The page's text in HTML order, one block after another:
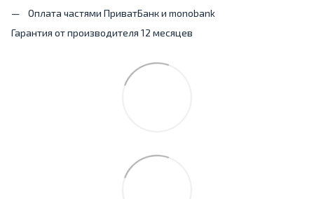
Оплата частями ПриватБанк и monobank
Гарантия от производителя 12 месяцев